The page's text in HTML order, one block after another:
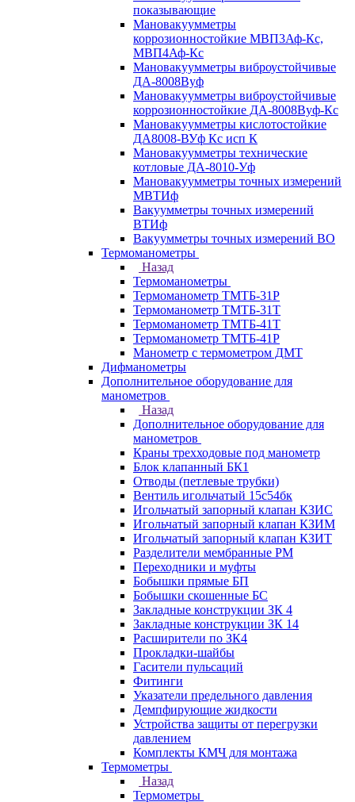
показывающие
Мановакуумметры
коррозионностойкие МВП3Аф-Кс,
МВП4Аф-Кс
Мановакуумметры виброустойчивые
ДА-8008Вуф
Мановакуумметры виброустойчивые
коррозионностойкие ДА-8008Вуф-Кс
Мановакуумметры кислотостойкие
ДА8008-ВУф Кс исп К
Мановакуумметры технические
котловые ДА-8010-Уф
Мановакуумметры точных измерений
МВТИф
Вакуумметры точных измерений
ВТИф
Вакуумметры точных измерений ВО
Термоманометры
Назад
Термоманометры
Термоманометр ТМТБ-31Р
Термоманометр ТМТБ-31Т
Термоманометр ТМТБ-41Т
Термоманометр ТМТБ-41Р
Манометр с термометром ДМТ
Дифманометры
Дополнительное оборудование для
манометров
Назад
Дополнительное оборудование для
манометров
Краны трехходовые под манометр
Блок клапанный БК1
Отводы (петлевые трубки)
Вентиль игольчатый 15с54бк
Игольчатый запорный клапан КЗИС
Игольчатый запорный клапан КЗИМ
Игольчатый запорный клапан КЗИТ
Разделители мембранные РМ
Переходники и муфты
Бобышки прямые БП
Бобышки скошенные БС
Закладные конструкции ЗК 4
Закладные конструкции ЗК 14
Расширители по ЗК4
Прокладки-шайбы
Гасители пульсаций
Фитинги
Указатели предельного давления
Демпфирующие жидкости
Устройства защиты от перегрузки
давлением
Комплекты КМЧ для монтажа
Термометры
Назад
Термометры